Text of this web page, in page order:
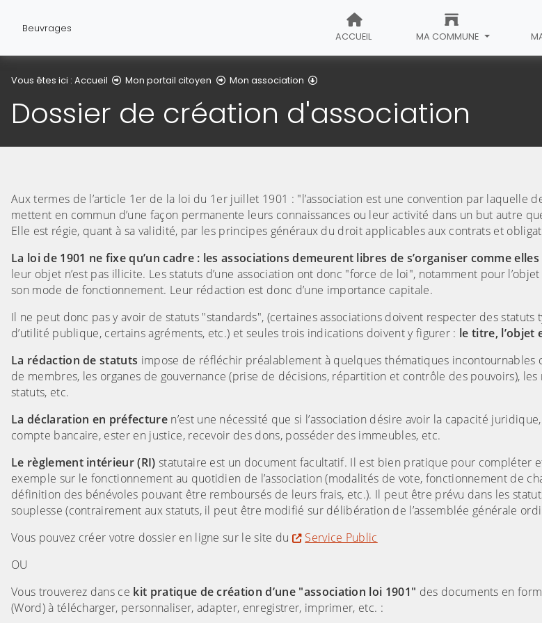
Beuvrages
ACCUEIL MA COMMUNE
Vous êtes ici : Accueil Mon portail citoyen Mon association
Dossier de création d'association
Aux termes de l’article 1er de la loi du 1er juillet 1901 : "l’association est une convention par laquelle
mettent en commun d’une façon permanente leurs connaissances ou leur activité dans un but autre
Elle est régie, quant à sa validité, par les principes généraux du droit applicables aux contrats et
La loi de 1901 ne fixe qu’un cadre : les associations demeurent libres de s’organiser comme
leur objet n’est pas illicite. Les statuts d’une association ont donc "force de loi", notamment pour l’objet
son mode de fonctionnement. Leur rédaction est donc d’une importance capitale.
Il ne peut donc pas y avoir de statuts "standards", (certaines associations doivent respecter des statuts
d’utilité publique, certains agréments, etc.) et seules trois indications doivent y figurer : le titre, l’objet
La rédaction de statuts impose de réfléchir préalablement à quelques thématiques incontournables
de membres, les organes de gouvernance (prise de décisions, répartition et contrôle des pouvoirs),
statuts, etc.
La déclaration en préfecturen’est une nécessité que si l’association désire avoir la capacité
compte bancaire, ester en justice, recevoir des dons, posséder des immeubles, etc.
Le règlement intérieur (RI) statutaire est un document facultatif. Il est bien pratique pour compléter
exemple sur le fonctionnement au quotidien de l’association (modalités de vote, fonctionnement de
définition des bénévoles pouvant être remboursés de leurs frais, etc.). Il peut être prévu dans les
souplesse (contrairement aux statuts, il peut être modifié sur délibération de l’assemblée générale
Vous pouvez créer votre dossier en ligne sur le site du
Service Public
OU
Vous trouverez dans ce kit pratique de création d’une "association loi 1901" des documents en
(Word) à télécharger, personnaliser, adapter, enregistrer, imprimer, etc. :